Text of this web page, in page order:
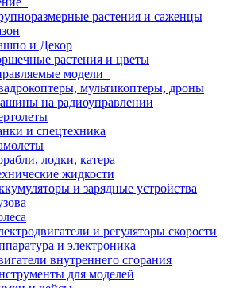
растения и саженцы
и Декор
растения и цветы
модели
мультикоптеры, дроны
на радиоуправлении
и спецтехника
лодки, катера
жидкости
и зарядные устройства
и регуляторы скорости
и электроника
внутреннего сгорания
для моделей